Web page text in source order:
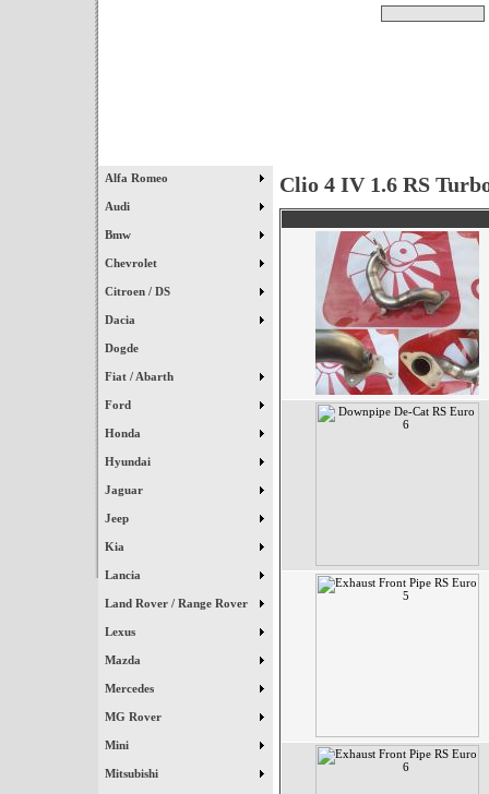
Alfa Romeo
Audi
Bmw
Chevrolet
Citroen / DS
Dacia
Dogde
Fiat / Abarth
Ford
Honda
Hyundai
Jaguar
Jeep
Kia
Lancia
Land Rover / Range Rover
Lexus
Mazda
Mercedes
MG Rover
Mini
Mitsubishi
Clio 4 IV 1.6 RS